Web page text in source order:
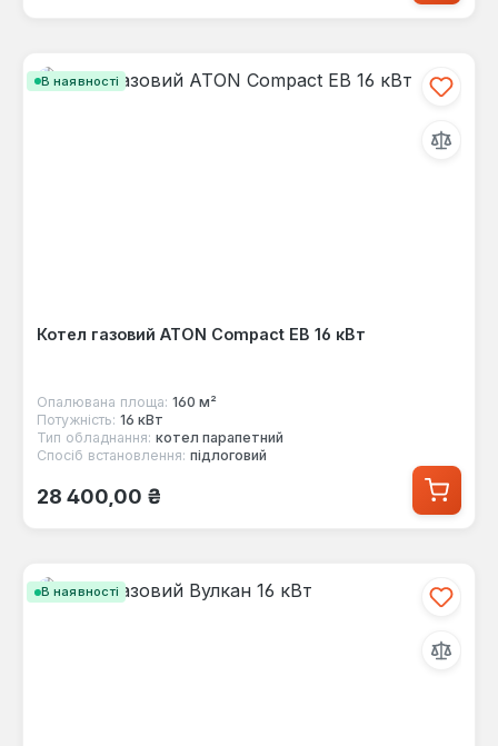
В наявності
Котел газовий ATON Compact ЕВ 16 кВт
Опалювана площа: 160 м²
Потужність: 16 кВт
Тип обладнання: котел парапетний
Спосіб встановлення: підлоговий
Звичайна ціна:
28 400,00 ₴
В наявності